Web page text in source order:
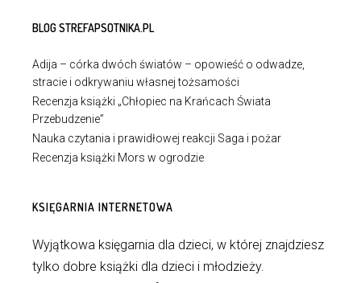
BLOG STREFAPSOTNIKA.PL
Adija – córka dwóch światów – opowieść o odwadze,
stracie i odkrywaniu własnej tożsamości
Recenzja książki „Chłopiec na Krańcach Świata
Przebudzenie”
Nauka czytania i prawidłowej reakcji Saga i pożar
Recenzja książki Mors w ogrodzie
KSIĘGARNIA INTERNETOWA
Wyjątkowa księgarnia dla dzieci, w której znajdziesz
tylko dobre książki dla dzieci i młodzieży.